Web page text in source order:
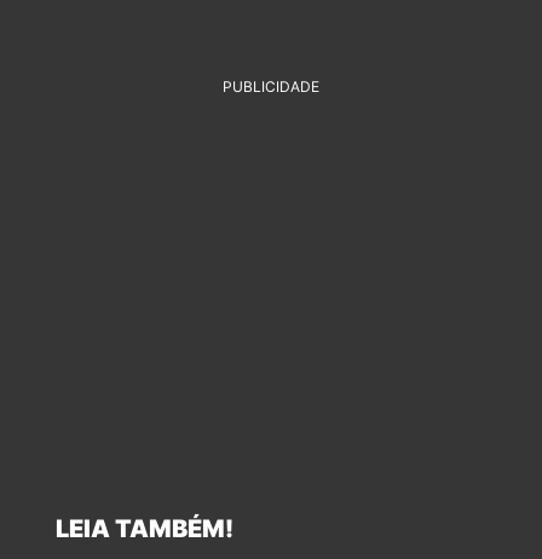
PUBLICIDADE
LEIA TAMBÉM!